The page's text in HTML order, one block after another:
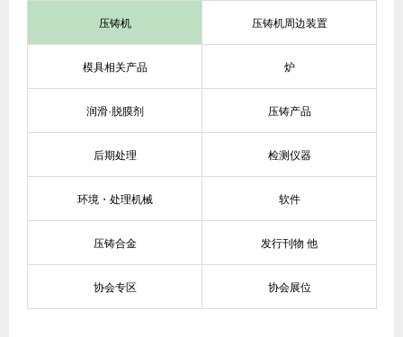
压铸机 压铸机周边装置
模具相关产品 炉
润滑·脱膜剂 压铸产品
后期处理 检测仪器
环境・处理机械 软件
压铸合金 发行刊物 他
协会专区 协会展位